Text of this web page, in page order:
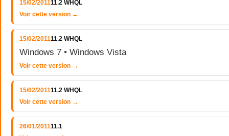
15/02/201111.2 WHQL
Voir cette version →
15/02/201111.2 WHQL
Windows 7 • Windows Vista
Voir cette version →
15/02/201111.2 WHQL
Voir cette version →
26/01/201111.1